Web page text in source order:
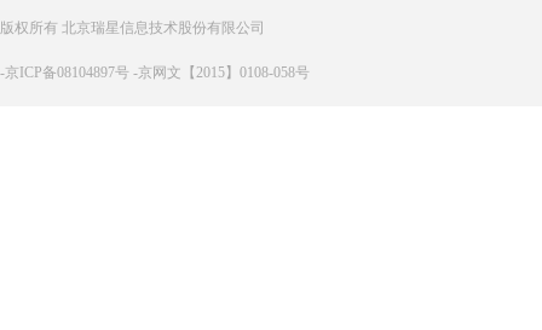
版权所有 北京瑞星信息技术股份有限公司
-京ICP备08104897号 -京网文【2015】0108-058号